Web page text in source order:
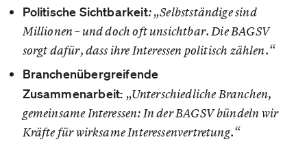
Politische Sichtbarkeit: „Selbstständige sind
Millionen – und doch oft unsichtbar. Die BAGSV
sorgt dafür, dass ihre Interessen politisch zählen.“
Branchenübergreifende
Zusammenarbeit: „Unterschiedliche Branchen,
gemeinsame Interessen: In der BAGSV bündeln wir
Kräfte für wirksame Interessenvertretung.“